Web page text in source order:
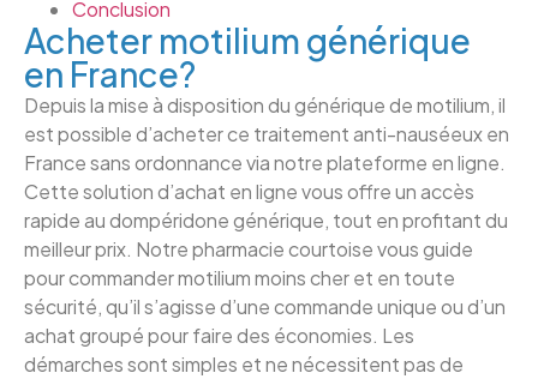
Conclusion
Acheter motilium générique
en France?
Depuis la mise à disposition du générique de motilium, il
est possible d’acheter ce traitement anti-nauséeux en
France sans ordonnance via notre plateforme en ligne.
Cette solution d’achat en ligne vous offre un accès
rapide au dompéridone générique, tout en profitant du
meilleur prix. Notre pharmacie courtoise vous guide
pour commander motilium moins cher et en toute
sécurité, qu’il s’agisse d’une commande unique ou d’un
achat groupé pour faire des économies. Les
démarches sont simples et ne nécessitent pas de